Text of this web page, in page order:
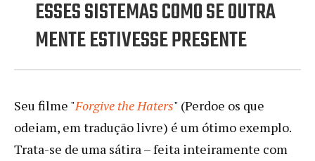
ESSES SISTEMAS COMO SE OUTRA
MENTE ESTIVESSE PRESENTE
Seu filme "Forgive the Haters" (Perdoe os que
odeiam, em tradução livre) é um ótimo exemplo.
Trata-se de uma sátira – feita inteiramente com